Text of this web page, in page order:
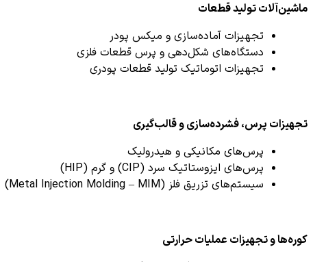
ماشین‌آلات تولید قطعات
تجهیزات آماده‌سازی و میکس پودر
دستگاه‌های شکل‌دهی و پرس قطعات فلزی
تجهیزات اتوماتیک تولید قطعات پودری
تجهیزات پرس، فشرده‌سازی و قالب‌گیری
پرس‌های مکانیکی و هیدرولیک
پرس‌های ایزوستاتیک سرد (CIP) و گرم (HIP)
سیستم‌های تزریق فلز (Metal Injection Molding – MIM)
کوره‌ها و تجهیزات عملیات حرارتی